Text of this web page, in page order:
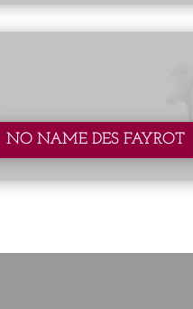
NO NAME DES FAYROT